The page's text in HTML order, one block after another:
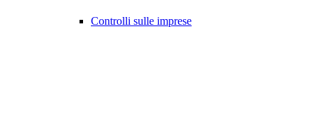
Controlli sulle imprese